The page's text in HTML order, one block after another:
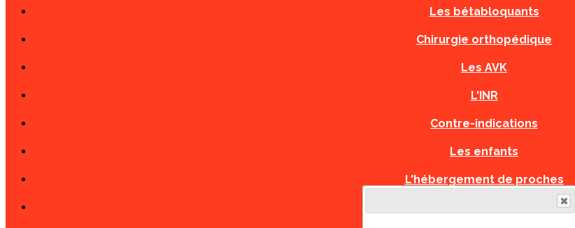
Les bétabloquants
Chirurgie orthopédique
Les AVK
L'INR
Contre-indications
Les enfants
L'hébergement de proches